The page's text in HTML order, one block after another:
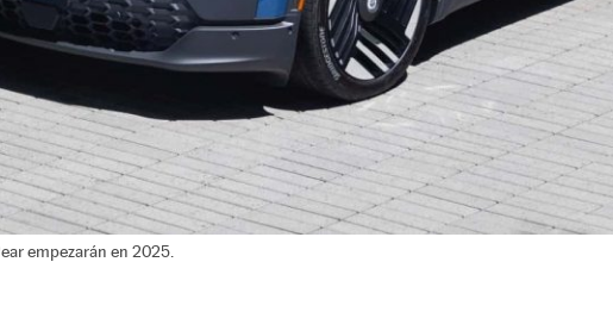
empezarán en 2025.